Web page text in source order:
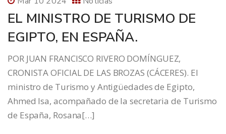
EL MINISTRO DE TURISMO DE
EGIPTO, EN ESPAÑA.
POR JUAN FRANCISCO RIVERO DOMÍNGUEZ,
CRONISTA OFICIAL DE LAS BROZAS (CÁCERES). El
ministro de Turismo y Antigüedades de Egipto,
Ahmed Isa, acompañado de la secretaria de Turismo
de España, Rosana[…]